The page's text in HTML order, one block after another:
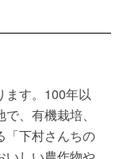
ます。100年以
、有機栽培、
「下村さんちの